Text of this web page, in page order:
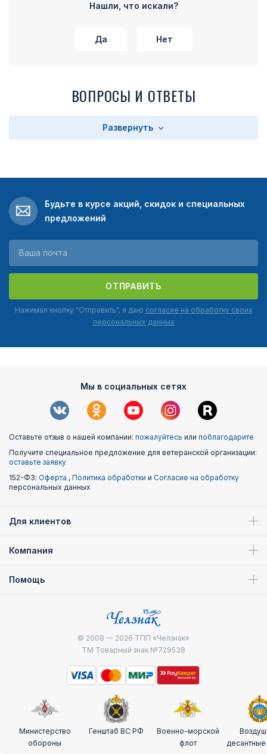
Нашли, что искали?
Да Нет
ВОПРОСЫ И ОТВЕТЫ
Развернуть
Будьте в курсе акций, скидок и специальных
предложений
ОТПРАВИТЬ
Нажимая кнопку "Отправить", я даю согласие на обработку своих
персональных данных
Мы в социальных сетях
Оставьте отзыв о нашей компании: пожалуйтесь или поблагодарите
Получите специальное предложение для ветеранской организации:
оставьте заявку
152-ФЗ: Оферта , Политика обработки и Согласие на обработку
персональных данных
Для клиентов
Компания
Помощь
© 2008 — 2026 ТПП «Челзнак»
ТМ Товарный знак №729538
Министерство
обороны
Генштаб ВС РФ
Военно-морской
флот
десантные